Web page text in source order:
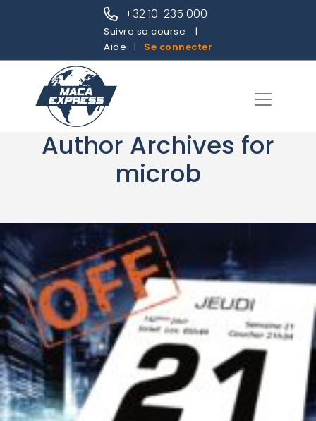
+32 10-235 000
Suivre sa course
Aide
Se connecter
Author Archives for
microb